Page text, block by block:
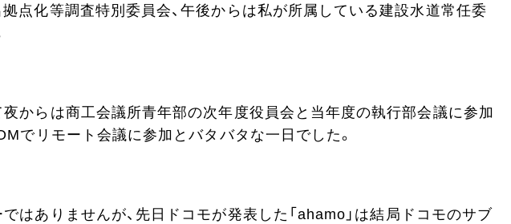
点化等調査特別委員会、午後からは私が所属している建設水道常任委
夜からは商工会議所青年部の次年度役員会と当年度の執行部会議に参加
でリモート会議に参加とバタバタな一日でした。
はありませんが、先日ドコモが発表した「ahamo」は結局ドコモのサブ